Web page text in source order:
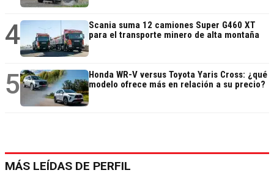
4
Scania suma 12 camiones Super G460 XT
para el transporte minero de alta montaña
5
Honda WR-V versus Toyota Yaris Cross: ¿qué
modelo ofrece más en relación a su precio?
MÁS LEÍDAS DE PERFIL